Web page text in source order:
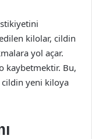
kilolar, cildin
yol açar.
kaybetmektir. Bu,
cildin yeni kiloya